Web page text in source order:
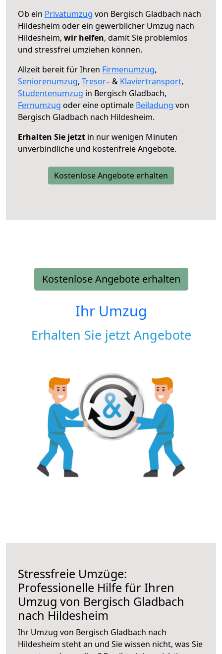
Ob ein Privatumzug von Bergisch Gladbach nach
Hildesheim oder ein gewerblicher Umzug nach
Hildesheim, wir helfen, damit Sie problemlos
und stressfrei umziehen können.
Allzeit bereit für Ihren Firmenumzug,
Seniorenumzug, Tresor– & Klaviertransport,
Studentenumzug in Bergisch Gladbach,
Fernumzug oder eine optimale Beiladung von
Bergisch Gladbach nach Hildesheim.
Erhalten Sie jetzt in nur wenigen Minuten
unverbindliche und kostenfreie Angebote.
Kostenlose Angebote erhalten
Kostenlose Angebote erhalten
Ihr Umzug
Erhalten Sie jetzt Angebote
Stressfreie Umzüge:
Professionelle Hilfe für Ihren
Umzug von Bergisch Gladbach
nach Hildesheim
Ihr Umzug von Bergisch Gladbach nach
Hildesheim steht an und Sie wissen nicht, was Sie